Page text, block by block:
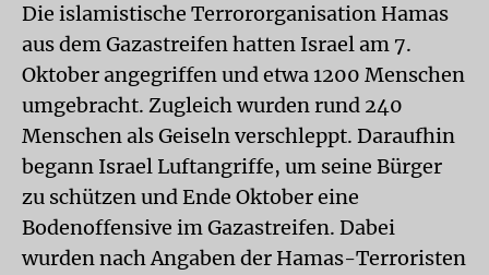
Die islamistische Terrororganisation Hamas
aus dem Gazastreifen hatten Israel am 7.
Oktober angegriffen und etwa 1200 Menschen
umgebracht. Zugleich wurden rund 240
Menschen als Geiseln verschleppt. Daraufhin
begann Israel Luftangriffe, um seine Bürger
zu schützen und Ende Oktober eine
Bodenoffensive im Gazastreifen. Dabei
wurden nach Angaben der Hamas-Terroristen